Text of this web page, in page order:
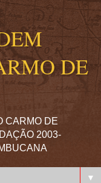
DE
CARMO DE
2003-
▼